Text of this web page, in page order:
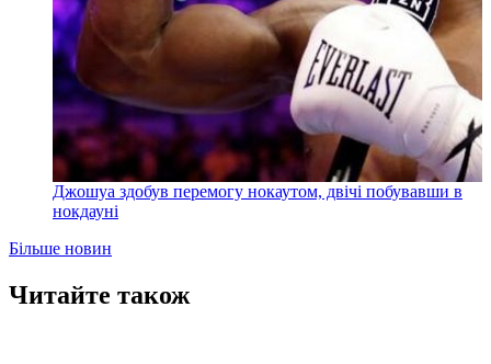
Джошуа здобув перемогу нокаутом, двічі побувавши в
нокдауні
Більше новин
Читайте також